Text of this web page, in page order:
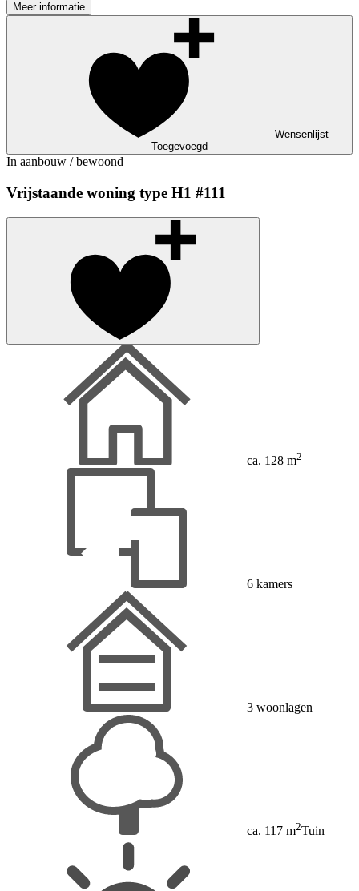
Meer informatie
Wensenlijst
Toegevoegd
In aanbouw / bewoond
Vrijstaande woning type H1 #111
ca. 128 m2
6 kamers
3 woonlagen
ca. 117 m2Tuin